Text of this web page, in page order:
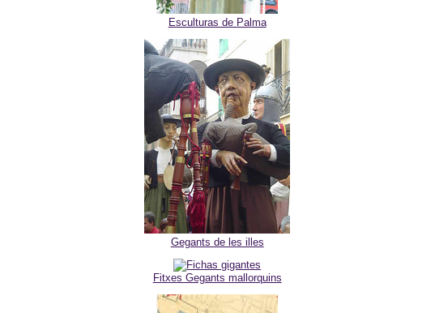
Esculturas de Palma
Gegants de les illes
Fitxes Gegants mallorquins